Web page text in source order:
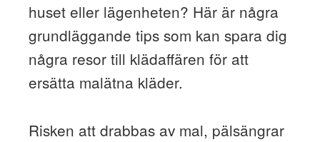
huset eller lägenheten? Här är några
grundläggande tips som kan spara dig
några resor till klädaffären för att
ersätta malätna kläder.
Risken att drabbas av mal, pälsängrar